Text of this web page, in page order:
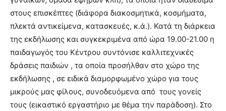
στους επισκέπτες (διάφορα διακοσμητικά, κοσμήματα,
πλεκτά αντικείμενα, κατασκευές, κ.ά.). Κατά τη διάρκεια
της εκδήλωσης και συγκεκριμένα από ώρα 19.00-21.00 η
παιδαγωγός του Κέντρου συντόνισε καλλιτεχνικές
δράσεις παιδιών , τα οποία προσήλθαν στο χώρο της
εκδήλωσης , σε ειδικά διαμορφωμένο χώρο για τους
μικρούς μας φίλους, συνοδευόμενα από τους γονείς
τους (εικαστικό εργαστήριο με θέμα την παράδοση). Στο